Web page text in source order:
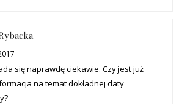
się naprawdę ciekawie. Czy jest już
na temat dokładnej daty